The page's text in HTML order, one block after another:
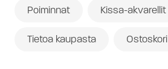
Poiminnat Kissa-akvarellit
Tietoa kaupasta Ostoskori